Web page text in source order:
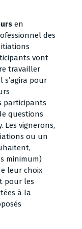
en
des
vont
travailler
s’agira pour
participants
questions
Les vignerons,
ou un
minimum)
leur choix
pour les
à la